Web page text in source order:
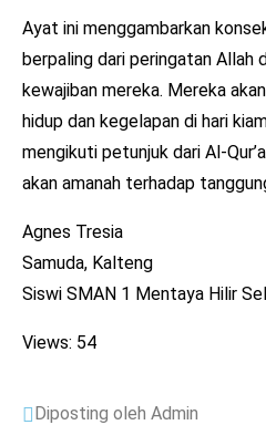
Ayat ini menggambarkan
berpaling dari peringatan Allah
kewajiban mereka. Mereka
hidup dan kegelapan di hari
mengikuti petunjuk dari Al-
akan amanah terhadap
Agnes Tresia
Samuda, Kalteng
Siswi SMAN 1 Mentaya Hilir
Views: 54
Diposting oleh Admin